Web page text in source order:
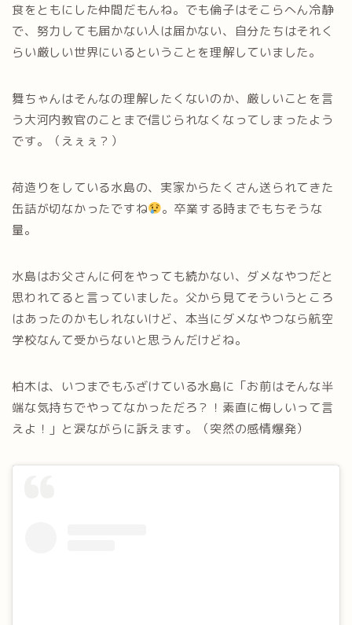
食をともにした仲間だもんね。でも倫子はそこらへん冷静
で、努力しても届かない人は届かない、自分たちはそれく
らい厳しい世界にいるということを理解していました。
舞ちゃんはそんなの理解したくないのか、厳しいことを言
う大河内教官のことまで信じられなくなってしまったよう
です。（えぇぇ？）
荷造りをしている水島の、実家からたくさん送られてきた
缶詰が切なかったですね
。卒業する時までもちそうな
量。
水島はお父さんに何をやっても続かない、ダメなやつだと
思われてると言っていました。父から見てそういうところ
はあったのかもしれないけど、本当にダメなやつなら航空
学校なんて受からないと思うんだけどね。
柏木は、いつまでもふざけている水島に「お前はそんな半
端な気持ちでやってなかっただろ？！素直に悔しいって言
えよ！」と涙ながらに訴えます。（突然の感情爆発）